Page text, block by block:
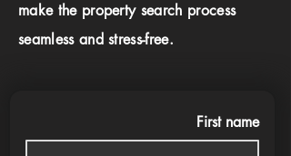
make the property search process
seamless and stress-free.
First name